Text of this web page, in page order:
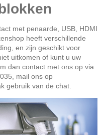
met penaarde, USB, HDMI
heeft verschillende
en zijn geschikt voor
uitkomen of kunt u uw
dan contact met ons op via
mail ons op
gebruik van de chat.